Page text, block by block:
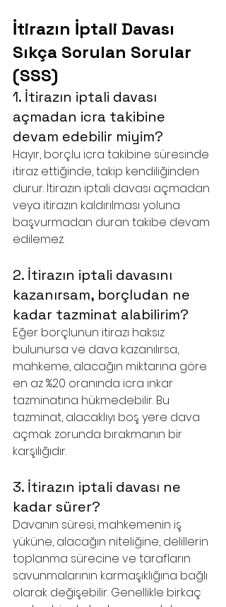
İtirazın İptali Davası
Sıkça Sorulan Sorular
(SSS)
1. İtirazın iptali davası
açmadan icra takibine
devam edebilir miyim?
Hayır, borçlu icra takibine süresinde
itiraz ettiğinde, takip kendiliğinden
durur. İtirazın iptali davası açmadan
veya itirazın kaldırılması yoluna
başvurmadan duran takibe devam
edilemez.
2. İtirazın iptali davasını
kazanırsam, borçludan ne
kadar tazminat alabilirim?
Eğer borçlunun itirazı haksız
bulunursa ve dava kazanılırsa,
mahkeme, alacağın miktarına göre
en az %20 oranında icra inkar
tazminatına hükmedebilir. Bu
tazminat, alacaklıyı boş yere dava
açmak zorunda bırakmanın bir
karşılığıdır.
3. İtirazın iptali davası ne
kadar sürer?
Davanın süresi, mahkemenin iş
yüküne, alacağın niteliğine, delillerin
toplanma sürecine ve tarafların
savunmalarının karmaşıklığına bağlı
olarak değişebilir. Genellikle birkaç